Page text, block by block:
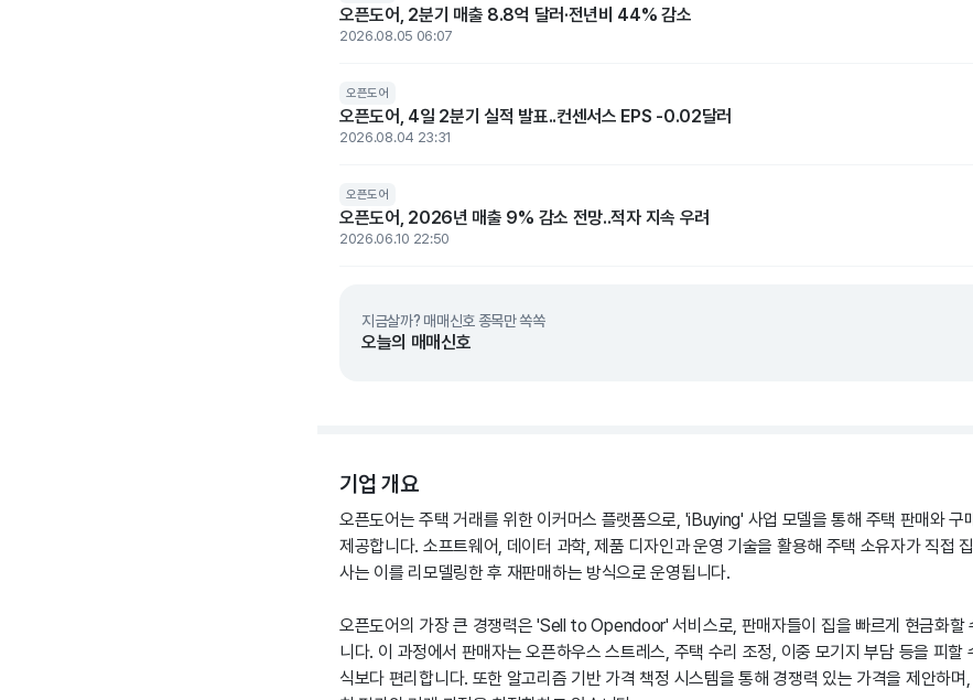
오픈도어, 2분기 매출 8.8억 달러·전년비 44% 감소
2026.08.05 06:07
오픈도어
오픈도어, 4일 2분기 실적 발표..컨센서스 EPS -0.02달러
2026.08.04 23:31
오픈도어
오픈도어, 2026년 매출 9% 감소 전망..적자 지속 우려
2026.06.10 22:50
지금살까? 매매신호 종목만 쏙쏙
오늘의 매매신호
기업 개요
오픈도어는 주택 거래를 위한 이커머스 플랫폼으로, 'iBuying' 사업 모델을 통해 주택 판매와 구
제공합니다. 소프트웨어, 데이터 과학, 제품 디자인과 운영 기술을 활용해 주택 소유자가 직접
사는 이를 리모델링한 후 재판매하는 방식으로 운영됩니다.
오픈도어의 가장 큰 경쟁력은 'Sell to Opendoor' 서비스로, 판매자들이 집을 빠르게 현금화할
니다. 이 과정에서 판매자는 오픈하우스 스트레스, 주택 수리 조정, 이중 모기지 부담 등을 피할
식보다 편리합니다. 또한 알고리즘 기반 가격 책정 시스템을 통해 경쟁력 있는 가격을 제안하